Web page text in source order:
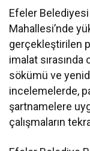
Efeler
Mahallesi’nde
gerçekleştirilen
imalat
sökümü ve
incelemelerde,
şartnamelere
çalışmaların